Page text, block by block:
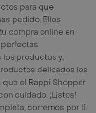
para que
pedido. Ellos
compra online en
los productos y,
delicados los
el Rappi Shopper
cuidado. ¡Listos!
corremos por ti.